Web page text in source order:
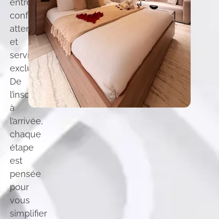
entre
confort,
attention
et
services
exclusifs.
De
l’inscription
à
l’arrivée,
chaque
étape
est
pensée
pour
vous
simplifier